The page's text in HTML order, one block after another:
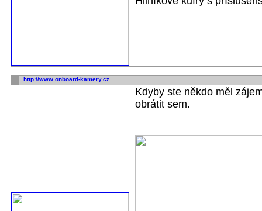
http://www.onboard-kamery.cz
Kdyby ste někdo měl
obrátit sem.